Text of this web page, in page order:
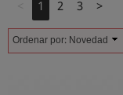
1 2 3 >
Ordenar por: Novedad